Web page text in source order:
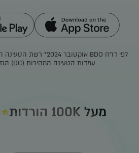
לפי דו"ח BDO אוקטובר 2024*
רשת הטעינה
עמדות הטעינה המהירות (DC) הגדול ביותר.
מעל 100K הורדות